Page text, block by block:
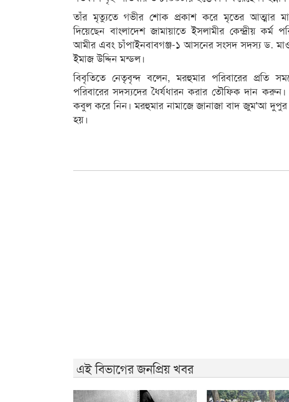
তাঁর মৃত্যুতে গভীর শোক প্রকাশ করে মৃতের আত্মার
দিয়েছেন বাংলাদেশ জামায়াতে ইসলামীর কেন্দ্রীয় কর্ম
আমীর এবং চাঁপাইনবাবগঞ্জ-১ আসনের সংসদ সদস্য ড.
ইমাজ উদ্দিন মন্ডল।
বিবৃতিতে নেতৃবৃন্দ বলেন, মরহুমার পরিবারের প্রতি
পরিবারের সদস্যদের ধৈর্যধারন করার তৌফিক দান
কবুল করে নিন। মরহুমার নামাজে জানাজা বাদ জুম'আ দুপুর
হয়।
এই বিভাগের জনপ্রিয় খবর